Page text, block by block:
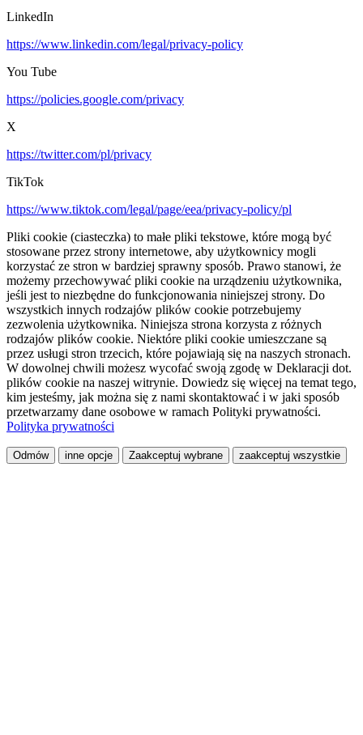
LinkedIn
https://www.linkedin.com/legal/privacy-policy
You Tube
https://policies.google.com/privacy
X
https://twitter.com/pl/privacy
TikTok
https://www.tiktok.com/legal/page/eea/privacy-policy/pl
Pliki cookie (ciasteczka) to małe pliki tekstowe, które mogą być
stosowane przez strony internetowe, aby użytkownicy mogli
korzystać ze stron w bardziej sprawny sposób. Prawo stanowi, że
możemy przechowywać pliki cookie na urządzeniu użytkownika,
jeśli jest to niezbędne do funkcjonowania niniejszej strony. Do
wszystkich innych rodzajów plików cookie potrzebujemy
zezwolenia użytkownika. Niniejsza strona korzysta z różnych
rodzajów plików cookie. Niektóre pliki cookie umieszczane są
przez usługi stron trzecich, które pojawiają się na naszych stronach.
W dowolnej chwili możesz wycofać swoją zgodę w Deklaracji dot.
plików cookie na naszej witrynie. Dowiedz się więcej na temat tego,
kim jesteśmy, jak można się z nami skontaktować i w jaki sposób
przetwarzamy dane osobowe w ramach Polityki prywatności.
Polityka prywatności
Odmów inne opcje Zaakceptuj wybrane zaakceptuj wszystkie